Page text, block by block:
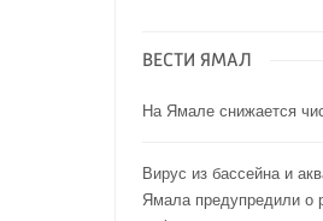
ВЕСТИ ЯМАЛ
На Ямале снижается
Вирус из бассейна и
Ямала предупредили о